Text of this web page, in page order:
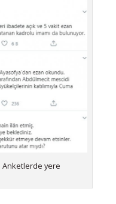
Anketlerde yere